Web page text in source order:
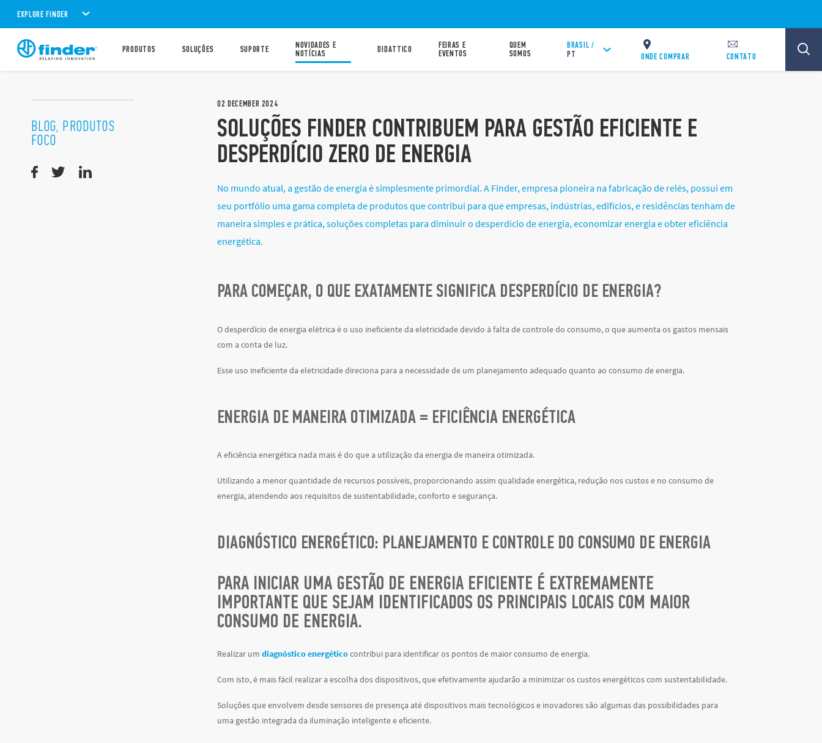
EXPLORE FINDER
PRODUTOS SOLUÇÕES SUPORTE
NOVIDADES E
NOTÍCIAS
DIDATTICO
FEIRAS E
EVENTOS
QUEM
SOMOS
BRASIL /
PT
ONDE COMPRAR CONTATO
02 DECEMBER 2024
SOLUÇÕES FINDER CONTRIBUEM PARA GESTÃO EFICIENTE E
DESPERDÍCIO ZERO DE ENERGIA
No mundo atual, a gestão de energia é simplesmente primordial. A Finder, empresa pioneira na fabricação de relés, possui em
seu portfólio uma gama completa de produtos que contribui para que empresas, indústrias, edifícios, e residências tenham de
maneira simples e prática, soluções completas para diminuir o desperdício de energia, economizar energia e obter eficiência
energética.
PARA COMEÇAR, O QUE EXATAMENTE SIGNIFICA DESPERDÍCIO DE ENERGIA?
O desperdício de energia elétrica é o uso ineficiente da eletricidade devido à falta de controle do consumo, o que aumenta os gastos mensais
com a conta de luz.
Esse uso ineficiente da eletricidade direciona para a necessidade de um planejamento adequado quanto ao consumo de energia.
ENERGIA DE MANEIRA OTIMIZADA = EFICIÊNCIA ENERGÉTICA
A eficiência energética nada mais é do que a utilização da energia de maneira otimizada.
Utilizando a menor quantidade de recursos possíveis, proporcionando assim qualidade energética, redução nos custos e no consumo de
energia, atendendo aos requisitos de sustentabilidade, conforto e segurança.
DIAGNÓSTICO ENERGÉTICO: PLANEJAMENTO E CONTROLE DO CONSUMO DE ENERGIA
PARA INICIAR UMA GESTÃO DE ENERGIA EFICIENTE É EXTREMAMENTE
IMPORTANTE QUE SEJAM IDENTIFICADOS OS PRINCIPAIS LOCAIS COM MAIOR
CONSUMO DE ENERGIA.
Realizar umdiagnóstico energéticocontribui para identificar os pontos de maior consumo de energia.
Com isto, é mais fácil realizar a escolha dos dispositivos, que efetivamente ajudarão a minimizar os custos energéticos com sustentabilidade.
Soluções que envolvem desde sensores de presença até dispositivos mais tecnológicos e inovadores são algumas das possibilidades para
uma gestão integrada da iluminação inteligente e eficiente.
BLOG, PRODUTOS
FOCO